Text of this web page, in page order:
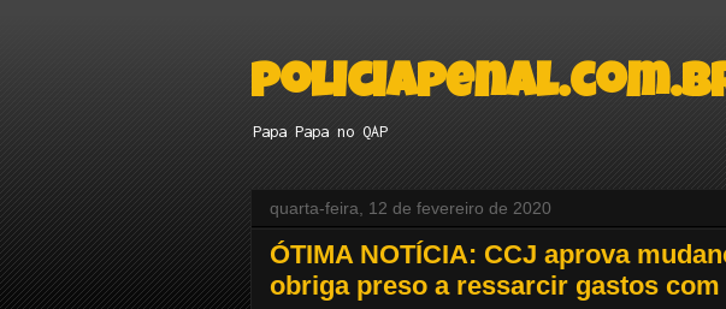
Papa Papa no QAP
quarta-feira, 12 de fevereiro de 2020
ÓTIMA NOTÍCIA: CCJ aprova
obriga preso a ressarcir gastos